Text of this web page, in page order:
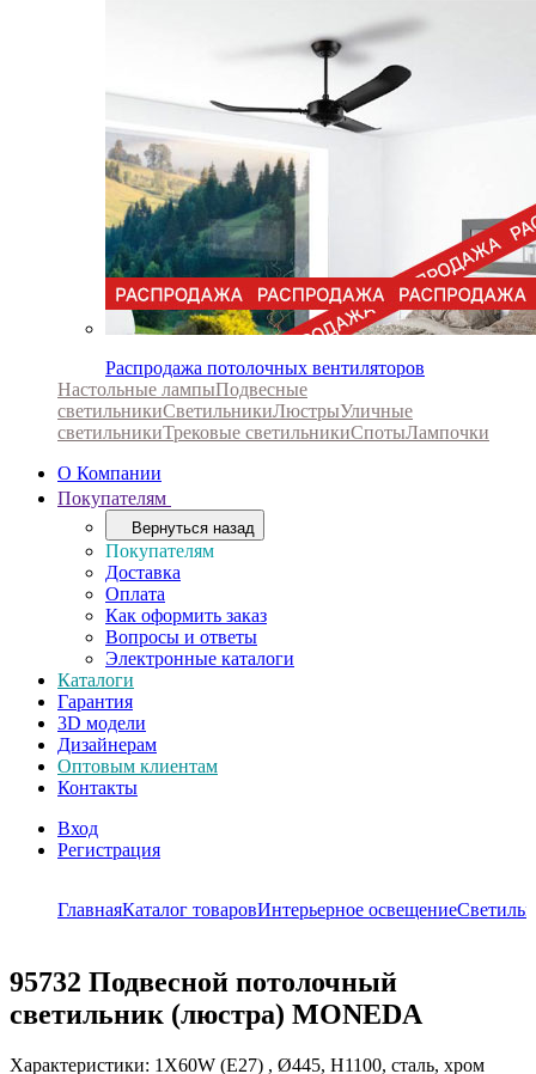
Распродажа потолочных вентиляторов
Настольные лампыПодвесные
светильникиСветильникиЛюстрыУличные
светильникиТрековые светильникиСпотыЛампочки
О Компании
Покупателям
Вернуться назад
Покупателям
Доставка
Оплата
Как оформить заказ
Вопросы и ответы
Электронные каталоги
Каталоги
Гарантия
3D модели
Дизайнерам
Оптовым клиентам
Контакты
Вход
Регистрация
ГлавнаяКаталог товаровИнтерьерное освещение
95732 Подвесной потолочный
светильник (люстра) MONEDA
Характеристики: 1X60W (E27) , Ø445, H1100, сталь, хром